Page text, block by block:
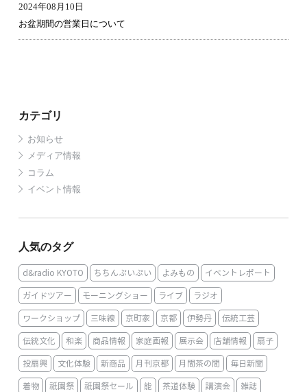
カテゴリ
お知らせ
メディア情報
コラム
イベント情報
人気のタグ
d&radio KYOTO ちちんぷいぷい よみもの イベントレポート
ガイドツアー モーニングショー ライブ ラジオ
ワークショップ 三味線 京町家 京都 伊勢丹 伝統工芸
伝統文化 和楽 商品情報 家庭画報 展示会 店舗情報 扇子
投扇興 文化体験 新商品 月刊京都 月間茶の間 毎日新聞
着物 祇園祭 祇園祭セール 能 茶道体験 講演会 雑誌
2024年08月10日
お盆期間の営業日について